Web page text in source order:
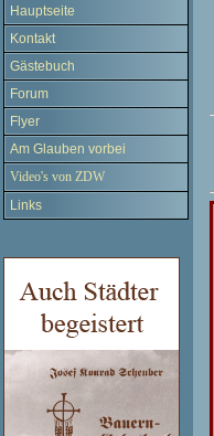
Hauptseite
Kontakt
Gästebuch
Forum
Flyer
Am Glauben vorbei
Video's von ZDW
Links